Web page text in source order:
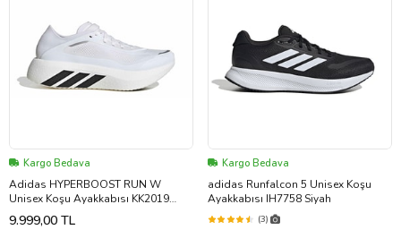
Kargo Bedava
Adidas HYPERBOOST RUN W
Unisex Koşu Ayakkabısı KK2019
Beyaz
9.999,00 TL
Kargo Bedava
adidas Runfalcon 5 Unisex Koşu
Ayakkabısı IH7758 Siyah
(3)